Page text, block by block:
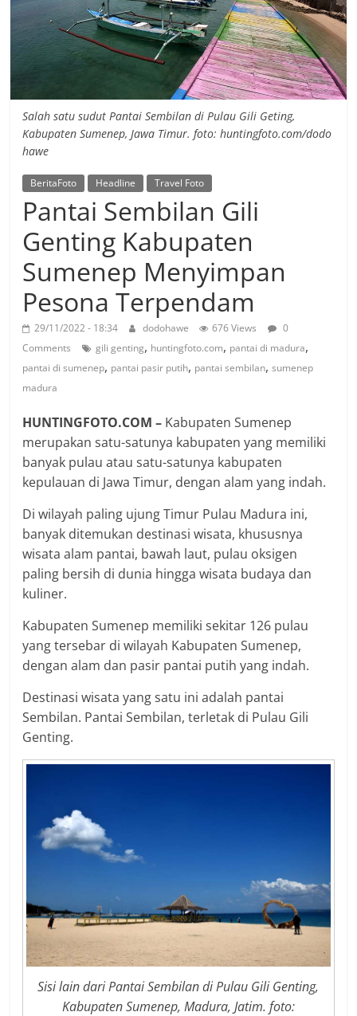
Salah satu sudut Pantai Sembilan di Pulau Gili Geting,
Kabupaten Sumenep, Jawa Timur. foto: huntingfoto.com/dodo
hawe
BeritaFoto Headline Travel Foto
Pantai Sembilan Gili
Genting Kabupaten
Sumenep Menyimpan
Pesona Terpendam
29/11/2022 - 18:34 dodohawe 676 Views
0
Comments
gili genting, huntingfoto.com, pantai di madura,
pantai di sumenep, pantai pasir putih, pantai sembilan,sumenep
madura
HUNTINGFOTO.COM – Kabupaten Sumenep
merupakan satu-satunya kabupaten yang memiliki
banyak pulau atau satu-satunya kabupaten
kepulauan di Jawa Timur, dengan alam yang indah.
Di wilayah paling ujung Timur Pulau Madura ini,
banyak ditemukan destinasi wisata, khususnya
wisata alam pantai, bawah laut, pulau oksigen
paling bersih di dunia hingga wisata budaya dan
kuliner.
Kabupaten Sumenep memiliki sekitar 126 pulau
yang tersebar di wilayah Kabupaten Sumenep,
dengan alam dan pasir pantai putih yang indah.
Destinasi wisata yang satu ini adalah pantai
Sembilan. Pantai Sembilan, terletak di Pulau Gili
Genting.
Sisi lain dari Pantai Sembilan di Pulau Gili Genting,
Kabupaten Sumenep, Madura, Jatim. foto: